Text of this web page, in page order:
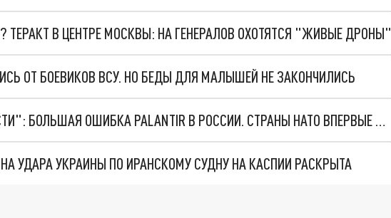
ТЕРАКТ В ЦЕНТРЕ МОСКВЫ: НА ГЕНЕРАЛОВ ОХОТЯТСЯ "ЖИВЫЕ ДРОНЫ"
ОТ БОЕВИКОВ ВСУ. НО БЕДЫ ДЛЯ МАЛЫШЕЙ НЕ ЗАКОНЧИЛИСЬ
"ОЧЕНЬ ПЛОХИЕ НОВОСТИ": БОЛЬШАЯ ОШИБКА PALANTIR В РОССИИ. СТРАНЫ НАТО ВПЕРВЫЕ ЗА СВО ОСТАНОВИЛИ ПОСТАВКИ ОРУЖИЯ. ВСУ ТЕРЯЮТ ПРИГРАНИЧЬЕ?
УДАРА УКРАИНЫ ПО ИРАНСКОМУ СУДНУ НА КАСПИИ РАСКРЫТА